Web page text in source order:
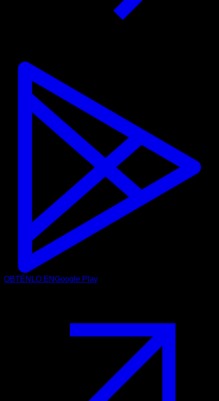
OBTÉNLO ENGoogle Play